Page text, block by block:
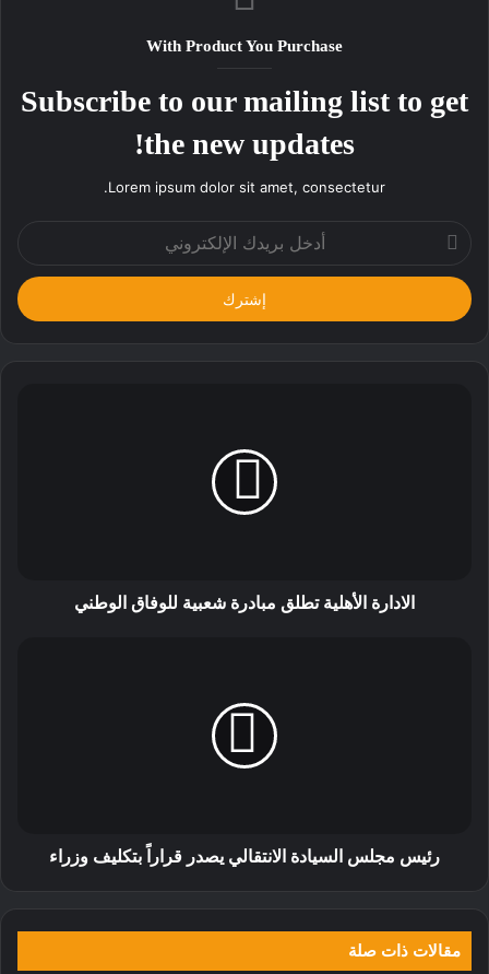
With Product You Purchase
Subscribe to our mailing list to get
the new updates!
Lorem ipsum dolor sit amet, consectetur.
بريدك
الإلكتروني
الادارة الأهلية تطلق مبادرة شعبية للوفاق الوطني
رئيس مجلس السيادة الانتقالي يصدر قراراً بتكليف وزراء
مقالات ذات صلة